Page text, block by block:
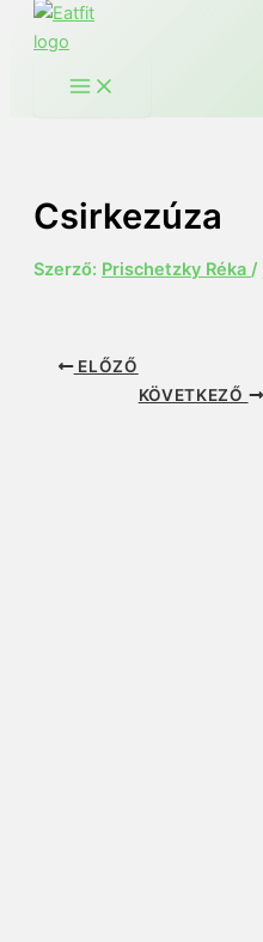
Csirkezúza
Szerző: Prischetzky Réka /
ELŐZŐ
KÖVETKEZŐ